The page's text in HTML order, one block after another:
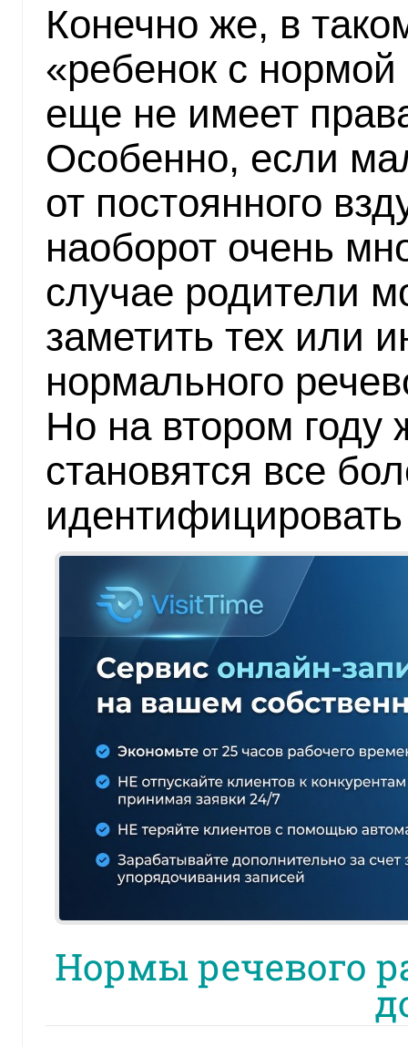
Конечно же, в
«ребенок с нормой
еще не имеет
Особенно, если
от постоянного
наоборот очень
случае родители
заметить тех или
нормального
Но на втором году
становятся все
Нормы речевого